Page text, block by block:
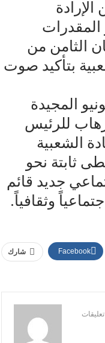
المقدرات
الثامن من
بتأكيد صوت
يونيو المجيدة
للرئيس
الشعبية
ثابتة نحو
جديد قائم
وثقافياً.
شارك Facebook